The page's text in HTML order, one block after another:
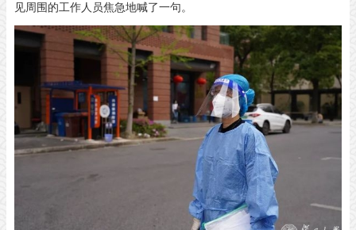
见周围的工作人员焦急地喊了一句。